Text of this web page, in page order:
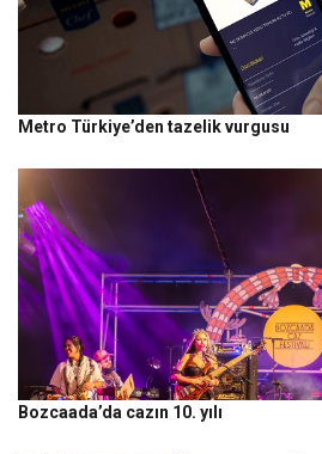
Metro Türkiye’den tazelik vurgusu
Bozcaada’da cazın 10. yılı